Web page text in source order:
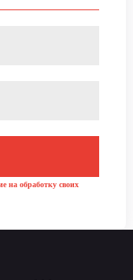
на обработку своих